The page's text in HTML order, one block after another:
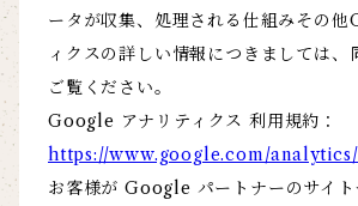
ータが収集、処理される仕組みその
ィクスの詳しい情報につきましては、
ご覧ください。
Google アナリティクス 利用規約：
https://www.google.com/
お客様が Google パートナーのサイト